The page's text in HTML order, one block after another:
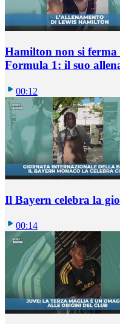
Hamilton non si ferma
Formula 1: il suo
00:12
Il Bayern celebra la
00:14